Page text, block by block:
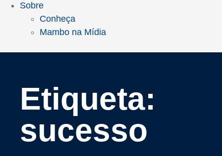
Sobre
Conheça
Mambo na Mídia
Etiqueta:
sucesso